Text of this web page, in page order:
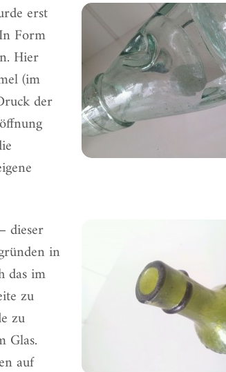
erst
Form
Hier
(im
der
dieser
in
das im
zu
zu
Glas.
auf